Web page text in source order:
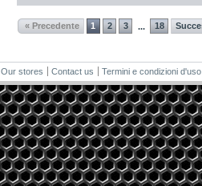
« Precedente 1 2 3 ... 18
Our stores Contact us Termini e condizioni d'uso